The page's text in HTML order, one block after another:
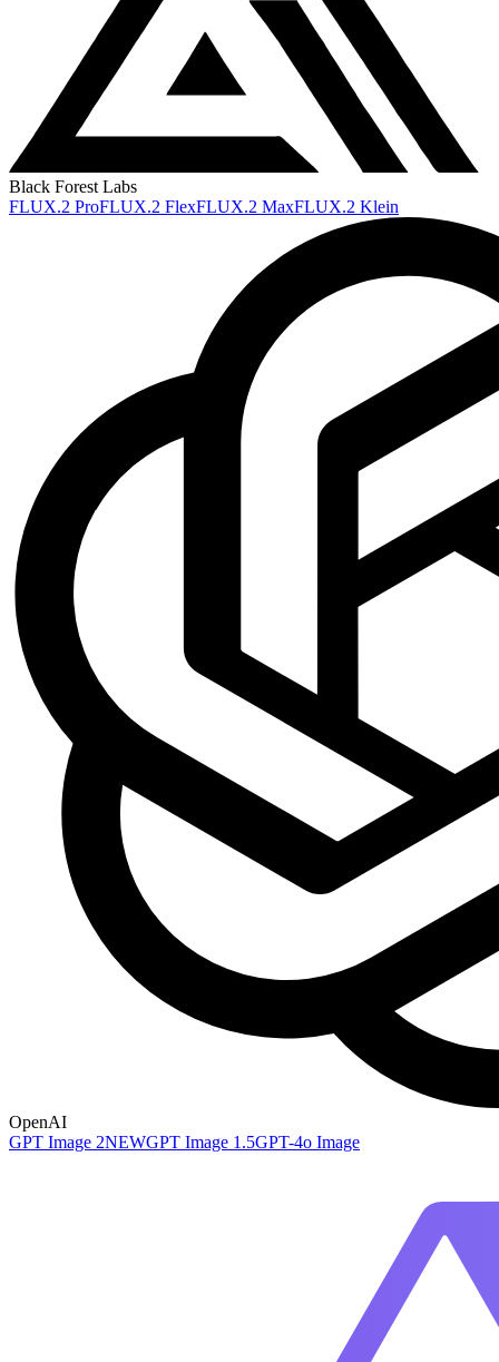
Black Forest Labs
FLUX.2 ProFLUX.2 FlexFLUX.2 MaxFLUX.2 Klein
OpenAI
GPT Image 2NEWGPT Image 1.5GPT-4o Image